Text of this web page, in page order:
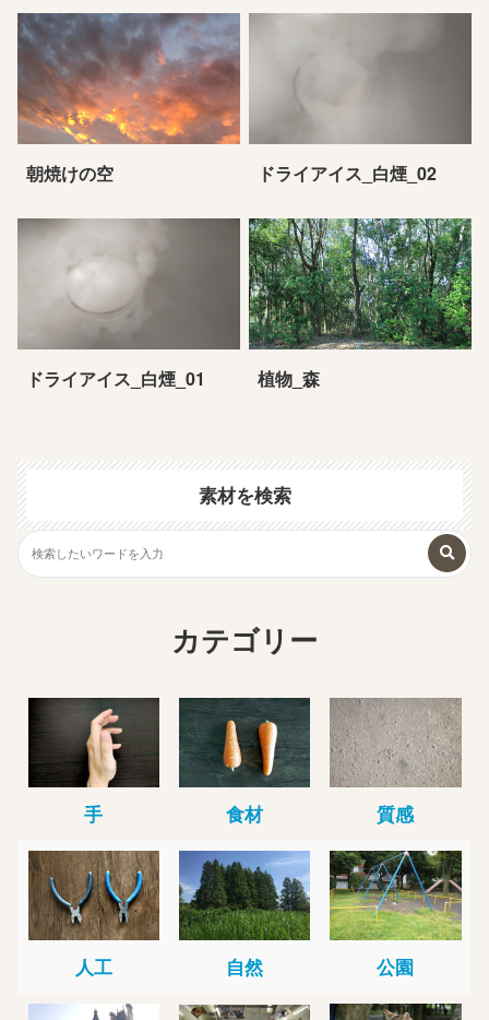
朝焼けの空 ドライアイス_白煙_02
ドライアイス_白煙_01 植物_森
素材を検索
カテゴリー
手 食材 質感
人工 自然 公園